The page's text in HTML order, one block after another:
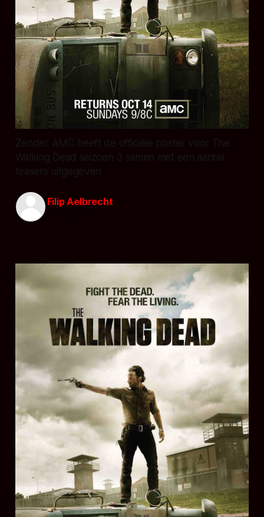
Zender AMC heeft de officiële poster voor The
Walking Dead seizoen 3 samen met een aantal
teasers uitgegeven
Filip Aelbrecht